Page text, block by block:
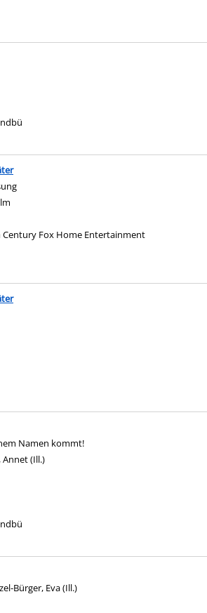
Fox Home Entertainment
Namen kommt!
Annet (Ill.)
Bürger, Eva (Ill.)